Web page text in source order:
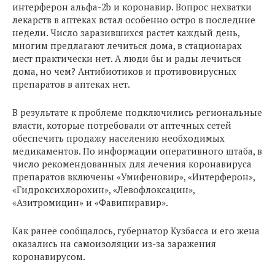
интерферон альфа-2b и коронавир. Вопрос нехватки
лекарств в аптеках встал особенно остро в последние
недели. Число заразившихся растет каждый день,
многим предлагают лечиться дома, в стационарах
мест практически нет. А люди бы и рады лечиться
дома, но чем? Антибиотиков и противовирусных
препаратов в аптеках нет.
В результате к проблеме подключились региональные
власти, которые потребовали от аптечных сетей
обеспечить продажу населению необходимых
медикаментов. По информации оперативного штаба, в
число рекомендованных для лечения коронавируса
препаратов включены «Умифеновир», «Интерферон»,
«Гидроксихлорохин», «Левофлоксацин»,
«Азитромицин» и «Фавипиравир».
Как ранее сообщалось, губернатор Кузбасса и его жена
оказались на самоизоляции из-за заражения
коронавирусом.